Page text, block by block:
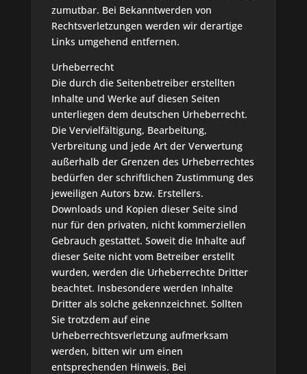
zumutbar. Bei Bekanntwerden von
Rechtsverletzungen werden wir derartige
Links umgehend entfernen.
Urheberrecht
Die durch die Seitenbetreiber erstellten
Inhalte und Werke auf diesen Seiten
unterliegen dem deutschen Urheberrecht.
Die Vervielfältigung, Bearbeitung,
Verbreitung und jede Art der Verwertung
außerhalb der Grenzen des Urheberrechtes
bedürfen der schriftlichen Zustimmung des
jeweiligen Autors bzw. Erstellers.
Downloads und Kopien dieser Seite sind
nur für den privaten, nicht kommerziellen
Gebrauch gestattet. Soweit die Inhalte auf
dieser Seite nicht vom Betreiber erstellt
wurden, werden die Urheberrechte Dritter
beachtet. Insbesondere werden Inhalte
Dritter als solche gekennzeichnet. Sollten
Sie trotzdem auf eine
Urheberrechtsverletzung aufmerksam
werden, bitten wir um einen
entsprechenden Hinweis. Bei